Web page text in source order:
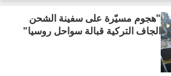
"هجوم مسيّرة على سفينة الشحن
الجاف التركية قبالة سواحل روسيا"